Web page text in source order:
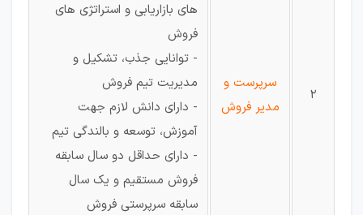
2
سرپرست و
مدیر فروش
های بازاریابی و استراتژی های
فروش
- توانایی جذب، تشکیل و
مدیریت تیم فروش
- دارای دانش لازم جهت
آموزش، توسعه و بالندگی تیم
- دارای حداقل دو سال سابقه
فروش مستقیم و یک سال
سابقه سرپرستی فروش